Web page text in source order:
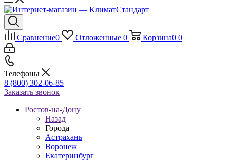
Сравнение0 Отложенные 0 Корзина0 0
Телефоны
8 (800) 302-06-85
Заказать звонок
Ростов-на-Дону
Назад
Города
Астрахань
Воронеж
Екатеринбург